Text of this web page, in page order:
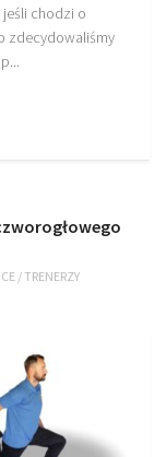
jeśli chodzi o
zdecydowaliśmy
/TRENERZY